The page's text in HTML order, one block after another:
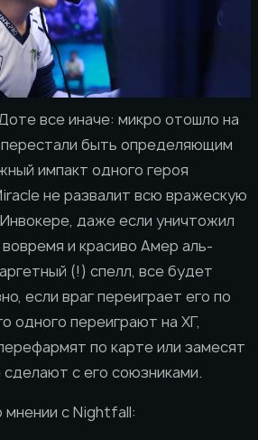
все иначе: микро отошло на
перестали быть определяющим
импакт одного героя
не развалит всю вражескую
даже если уничтожил
и красиво Амер аль-
(!) спелл, все будет
если враг переиграет его по
одного переиграют на ХГ,
по карте или замесят
с его союзниками.
мнении с Nightfall: